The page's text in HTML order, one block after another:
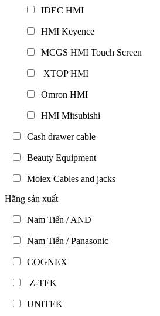
IDEC HMI
HMI Keyence
MCGS HMI Touch Screen
XTOP HMI
Omron HMI
HMI Mitsubishi
Cash drawer cable
Beauty Equipment
Molex Cables and jacks
Hãng sản xuất
Nam Tiến / AND
Nam Tiến / Panasonic
COGNEX
Z-TEK
UNITEK